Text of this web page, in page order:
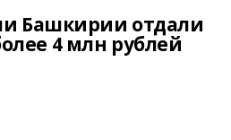
Башкирии отдали
4 млн рублей